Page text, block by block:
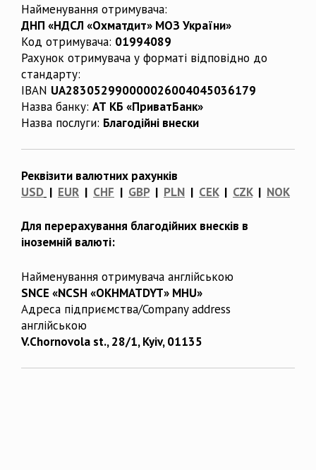
Найменування отримувача:
ДНП «НДСЛ «Охматдит» МОЗ України»
Код отримувача: 01994089
Рахунок отримувача у форматі відповідно до
стандарту:
IBAN UA283052990000026004045036179
Назва банку: АТ КБ «ПриватБанк»
Назва послуги: Благодійні внески
Реквізити валютних рахунків
USD | EUR | CHF | GBP| PLN | CEK| CZK| NOK
Для перерахування благодійних внесків в
іноземній валюті:
Найменування отримувача англійською
SNCE «NCSH «OKHMATDYT» MHU»
Адреса підприємства/Company address
англійською
V.Chornovola st., 28/1, Kyiv, 01135